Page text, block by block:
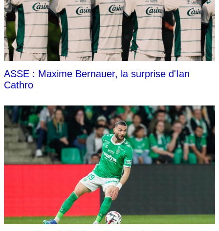
ASSE : Maxime Bernauer, la surprise d'Ian
Cathro